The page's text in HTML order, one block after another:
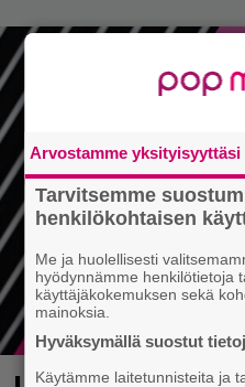
Arvostamme yksityisyyttäsi
Tarvitsemme
henkilökohtaisen
Me ja huolellisesti
hyödynnämme henkilötietoja
käyttäjäkokemuksen sekä
mainoksia.
Hyväksymällä suostut
Käytämme laitetunnisteita ja